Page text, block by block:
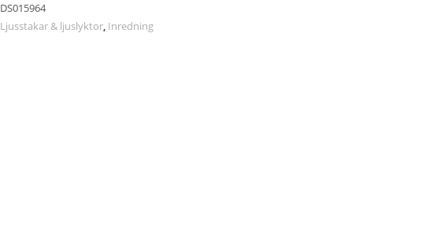
DS015964
Ljusstakar & ljuslyktor, Inredning